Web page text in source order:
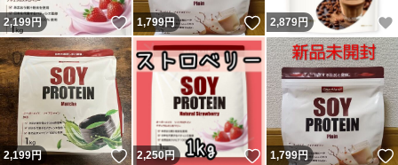
2,199円 いいね！
1,799円 いいね！
2,879円
2,199円 いいね！
2,250円 いいね！
1,799円